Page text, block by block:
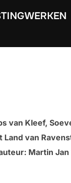
van Kleef,
Land van
Martin Jan